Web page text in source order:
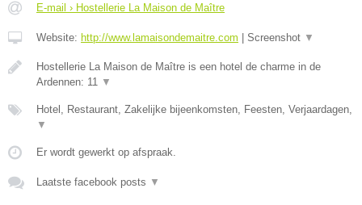
E-mail › Hostellerie La Maison de Maître
Website: http://www.lamaisondemaitre.com Screenshot ▼
Hostellerie La Maison de Maître is een hotel de charme in de
Ardennen: 11 ▼
Hotel, Restaurant, Zakelijke bijeenkomsten, Feesten, Verjaardagen,
▼
Er wordt gewerkt op afspraak.
Laatste facebook posts ▼